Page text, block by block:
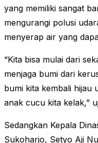
yang memiliki sangat
mengurangi polusi
menyerap air yang
“Kita bisa mulai dari
menjaga bumi dari
bumi kita kembali hijau
anak cucu kita kelak,”
Sedangkan Kepala
Sukoharjo, Setyo Aji